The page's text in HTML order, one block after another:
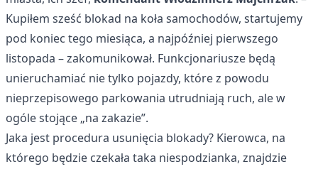
Kupiłem sześć blokad na koła samochodów, startujemy
pod koniec tego miesiąca, a najpóźniej pierwszego
listopada – zakomunikował. Funkcjonariusze będą
unieruchamiać nie tylko pojazdy, które z powodu
nieprzepisowego parkowania utrudniają ruch, ale w
ogóle stojące „na zakazie”.
Jaka jest procedura usunięcia blokady? Kierowca, na
którego będzie czekała taka niespodzianka, znajdzie